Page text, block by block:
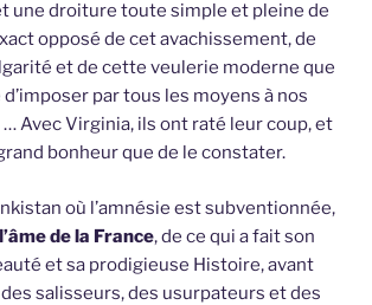
une droiture toute simple et pleine de
opposé de cet avachissement, de
et de cette veulerie moderne que
d’imposer par tous les moyens à nos
Avec Virginia, ils ont raté leur coup, et
bonheur que de le constater.
où l’amnésie est subventionnée,
l’âme de la France, de ce qui a fait son
et sa prodigieuse Histoire, avant
salisseurs, des usurpateurs et des